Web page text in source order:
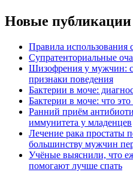
Новые публикации
Правила использования
Супратенториальные
Шизофрения у мужчин:
признаки поведения
Бактерии в моче:
Бактерии в моче: что это
Ранний приём
иммунитета у младенцев
Лечение рака простаты
большинству мужчин
Учёные выяснили, что
помогают лучше спать